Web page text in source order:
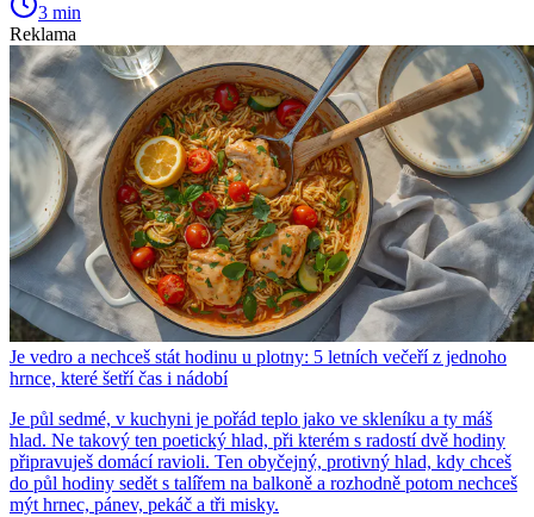
3 min
Reklama
Je vedro a nechceš stát hodinu u plotny: 5 letních večeří z jednoho
hrnce, které šetří čas i nádobí
Je půl sedmé, v kuchyni je pořád teplo jako ve skleníku a ty máš
hlad. Ne takový ten poetický hlad, při kterém s radostí dvě hodiny
připravuješ domácí ravioli. Ten obyčejný, protivný hlad, kdy chceš
do půl hodiny sedět s talířem na balkoně a rozhodně potom nechceš
mýt hrnec, pánev, pekáč a tři misky.